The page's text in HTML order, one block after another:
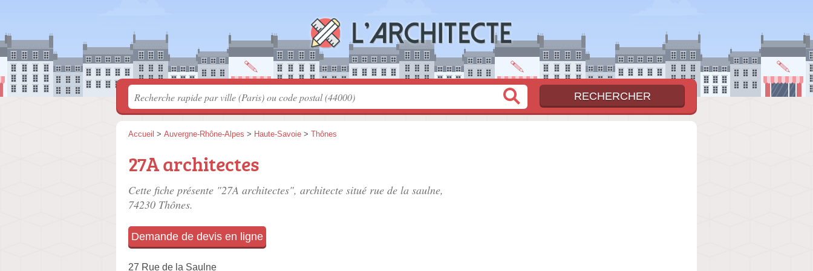
Accueil > Auvergne-Rhône-Alpes > Haute-Savoie > Thônes
27A architectes
Cette fiche présente "27A architectes", architecte situé rue de la saulne,
74230 Thônes.
Demande de devis en ligne
27 Rue de la Saulne